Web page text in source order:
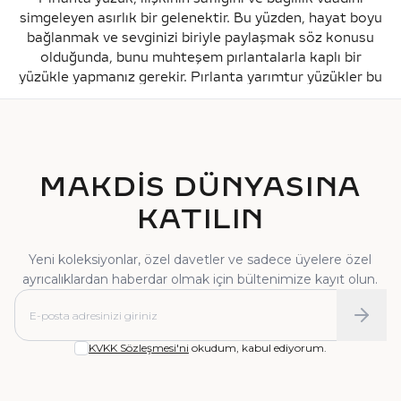
kaliteyi ömür boyu bakım garantisiyle destekliyoruz.
simgeleyen asırlık bir gelenektir. Bu yüzden, hayat boyu
bağlanmak ve sevginizi biriyle paylaşmak söz konusu
olduğunda, bunu muhteşem pırlantalarla kaplı bir
yüzükle yapmanız gerekir. Pırlanta yarımtur yüzükler bu
bağlılığı göstermenin en iyi yoludur ve zamanla
tanıyacaktır.
Her Günü Özel Hale Getirecek Pırlanta Yarımtur
Yüzükler
popüler mücevher parçalarından biridir. Makdis
Pırlanta’da her tasarımın kendi özel kişiliği ve sofistike
bir cazibesi vardır. Her gün büyüleyici görünebilmeniz
için pırlanta yarımtur yüzük modellerimiz, 21. yüzyılın
modern kadınlarının stiline uygun şekilde tasarlanmıştır.
En Uygun Fiyatlarla Pırlanta Yarımtur Yüzük
MAKDİS DÜNYASINA
KATILIN
Yeni koleksiyonlar, özel davetler ve sadece üyelere özel
ayrıcalıklardan haberdar olmak için bültenimize kayıt olun.
KVKK Sözleşmesi'ni okudum, kabul ediyorum.